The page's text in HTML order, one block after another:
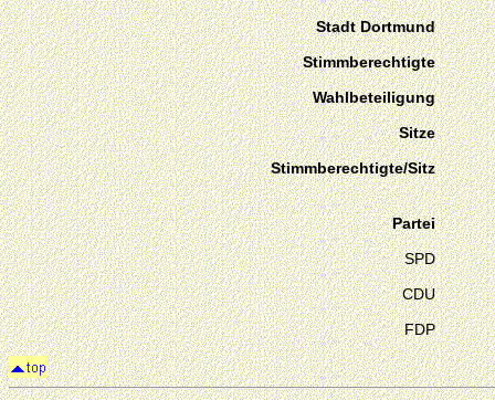
Stadt Dortmund
Stimmberechtigte
Wahlbeteiligung
Sitze
Stimmberechtigte/Sitz
Partei
SPD
CDU
FDP